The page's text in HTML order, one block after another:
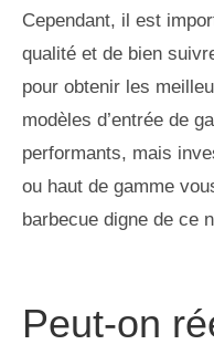
Cependant, il est
qualité et de bien
pour obtenir les
modèles d’entrée de
performants, mais
ou haut de gamme
barbecue digne de ce
Peut-on